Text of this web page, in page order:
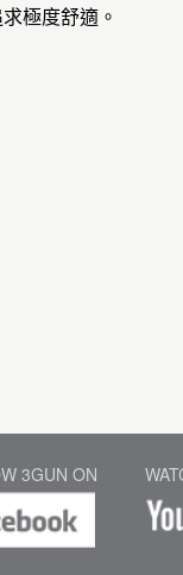
極度舒適。
3GUN ON